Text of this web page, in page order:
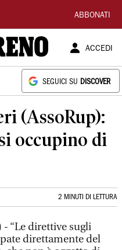
ABBONATI
ACCEDI
SEGUICI SU DISCOVER
(AssoRup):
occupino di
2 MINUTI DI LETTURA
“Le direttive sugli
direttamente del